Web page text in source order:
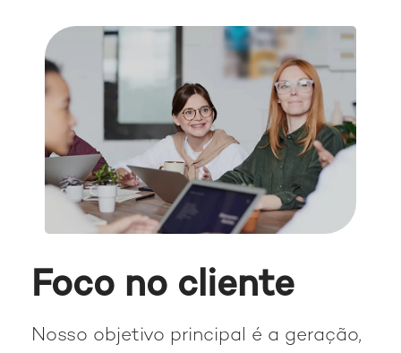
Foco no cliente
Nosso objetivo principal é a geração,